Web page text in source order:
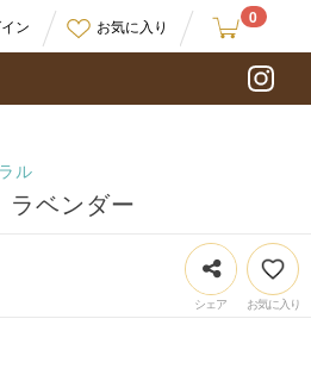
0
ン お気に入り
ル
ベンダー